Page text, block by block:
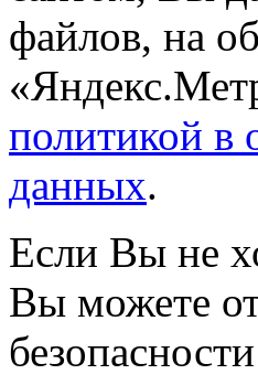
файлов, на
политикой в
данных.
Если Вы не
Вы можете